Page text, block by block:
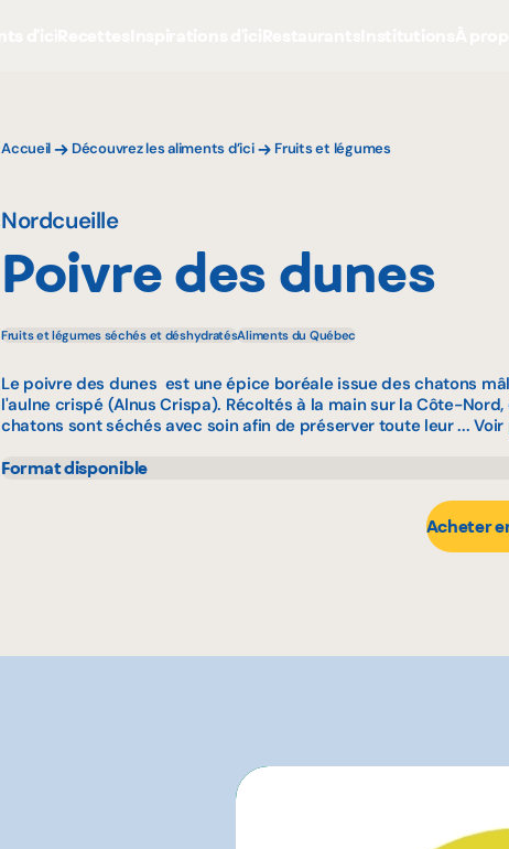
Accueil Découvrez les aliments d’ici Fruits et légumes
Nordcueille
Poivre des dunes
Fruits et légumes séchés et déshydratésAliments du Québec
Le poivre des dunes est une épice boréale issue des chatons
l'aulne crispé (Alnus Crispa). Récoltés à la main sur la Côte-Nord,
chatons sont séchés avec soin afin de préserver toute leur ...Voir
Format disponible
Acheter